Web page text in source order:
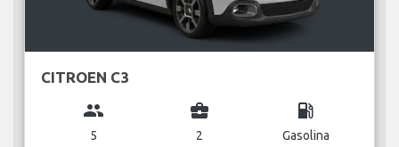
CITROEN C3
group
5
business_center
2
local_gas_station
Gasolina